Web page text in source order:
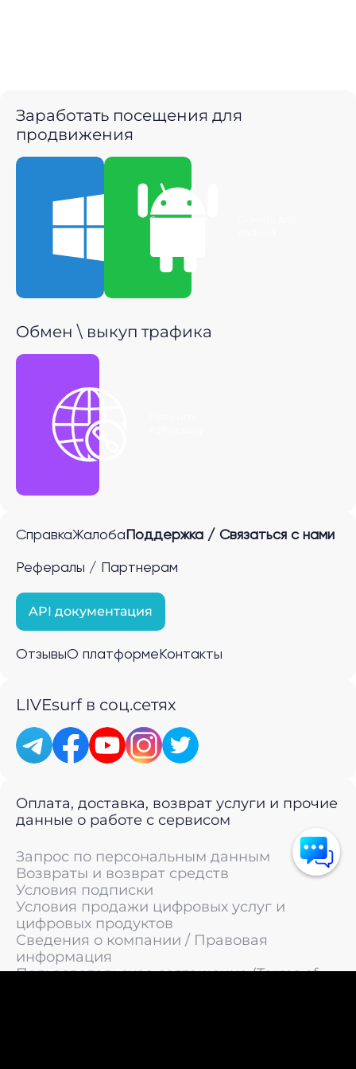
Заработать посещения для
продвижения
Скачать для
Обмен \ выкуп трафика
СправкаЖалоба Поддержка / Связаться с нами
Рефералы / Партнерам
API документация
ОтзывыО платформе Контакты
LIVEsurf в соц.сетях
Оплата, доставка, возврат услуги и прочие
данные о работе с сервисом
Запрос по персональным данным
Возвраты и возврат средств
Условия подписки
Условия продажи цифровых услуг и
цифровых продуктов
Сведения о компании / Правовая
информация
Пользовательское соглашение (Terms of